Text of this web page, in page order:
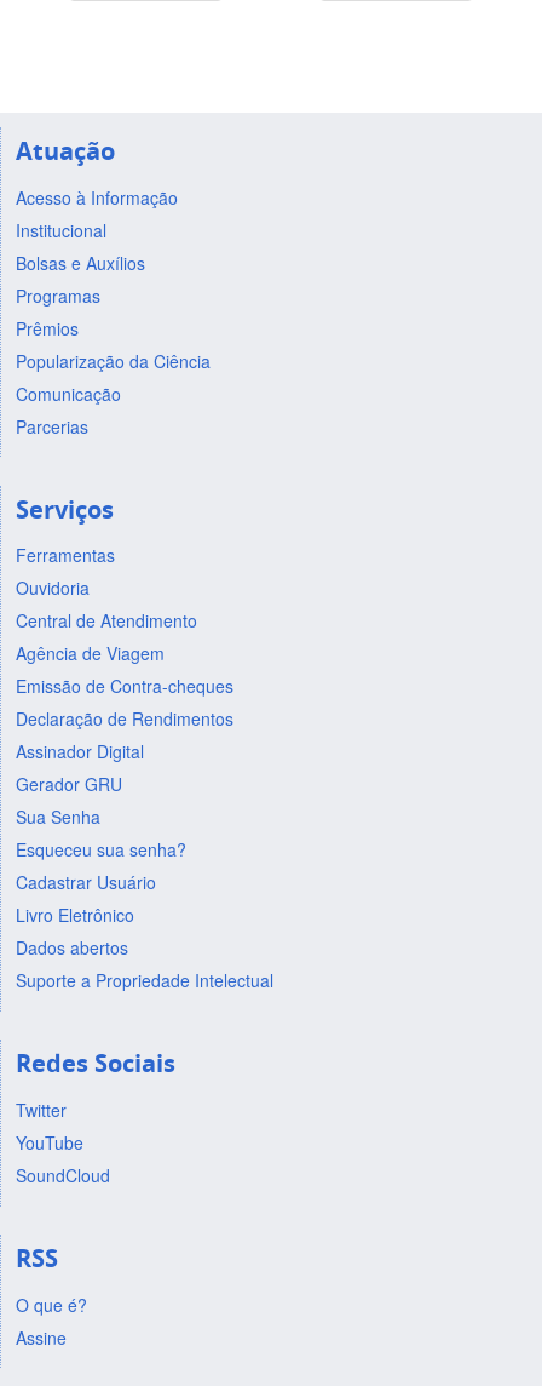
Atuação
Acesso à Informação
Institucional
Bolsas e Auxílios
Programas
Prêmios
Popularização da Ciência
Comunicação
Parcerias
Serviços
Ferramentas
Ouvidoria
Central de Atendimento
Agência de Viagem
Emissão de Contra-cheques
Declaração de Rendimentos
Assinador Digital
Gerador GRU
Sua Senha
Esqueceu sua senha?
Cadastrar Usuário
Livro Eletrônico
Dados abertos
Suporte a Propriedade Intelectual
Redes Sociais
Twitter
YouTube
SoundCloud
RSS
O que é?
Assine